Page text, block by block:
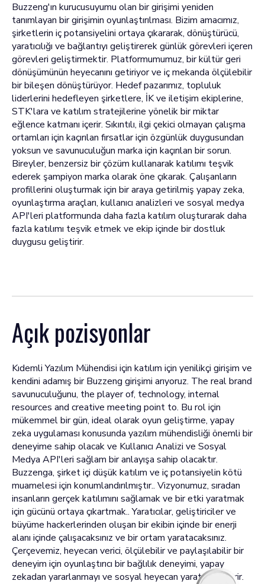
Buzzeng'ın kurucusuyumu olan bir girişimi yeniden
tanımlayan bir girişimin oyunlaştırılması. Bizim amacımız,
şirketlerin iç potansiyelini ortaya çıkararak, dönüştürücü,
yaratıcılığı ve bağlantıyı geliştirerek günlük görevleri içeren
görevleri geliştirmektir. Platformumumuz, bir kültür geri
dönüşümünün heyecanını getiriyor ve iç mekanda ölçülebilir
bir bileşen dönüştürüyor. Hedef pazarımız, topluluk
liderlerini hedefleyen şirketlere, İK ve iletişim ekiplerine,
STK'lara ve katılım stratejilerine yönelik bir miktar
eğlence katmanı içerir. Sıkıntılı, ilgi çekici olmayan çalışma
ortamları için kaçırılan fırsatlar için özgünlük duygusundan
yoksun ve savunuculuğun marka için kaçırılan bir sorun.
Bireyler, benzersiz bir çözüm kullanarak katılımı teşvik
ederek şampiyon marka olarak öne çıkarak. Çalışanların
profillerini oluşturmak için bir araya getirilmiş yapay zeka,
oyunlaştırma araçları, kullanıcı analizleri ve sosyal medya
API'leri platformunda daha fazla katılım oluşturarak daha
fazla katılımı teşvik etmek ve ekip içinde bir dostluk
duygusu geliştirir.
Açık pozisyonlar
Kıdemli Yazılım Mühendisi için katılım için yenilikçi girişim ve
kendini adamış bir Buzzeng girişimi arıyoruz. The real brand
savunuculuğunu, the player of, technology, internal
resources and creative meeting point to. Bu rol için
mükemmel bir gün, ideal olarak oyun geliştirme, yapay
zeka uygulaması konusunda yazılım mühendisliği önemli bir
deneyime sahip olacak ve Kullanıcı Analizi ve Sosyal
Medya API'leri sağlam bir anlayışa sahip olacaktır.
Buzzenga, şirket içi düşük katılım ve iç potansiyelin kötü
muamelesi için konumlandırılmıştır.. Vizyonumuz, sıradan
insanların gerçek katılımını sağlamak ve bir etki yaratmak
için gücünü ortaya çıkartmak.. Yaratıcılar, geliştiriciler ve
büyüme hackerlerinden oluşan bir ekibin içinde bir enerji
alanı içinde çalışacaksınız ve bir ortam yaratacaksınız.
Çerçevemiz, heyecan verici, ölçülebilir ve paylaşılabilir bir
deneyim için oyunlaştırıcı bir bağlılık deneyimi, yapay
zekadan yararlanmayı ve sosyal heyecan yaratmayı içerir.